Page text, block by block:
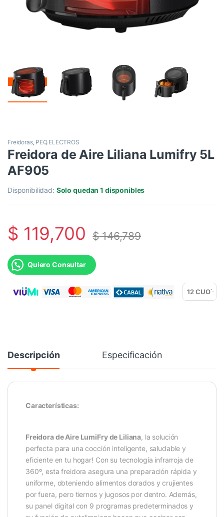
Freidoras, PEQ.ELECTROS
Freidora de Aire Liliana Lumifry 5L
AF905
Disponibilidad: Solo quedan 1 disponibles
$ 119,700 $146,789
Quiero Consultar
Descripción Especificación
Características:
Freidora de Aire LumiFry de Liliana, la solución
perfecta para una cocción inteligente, saludable y
eficiente en tu hogar! Con su tecnología infrarroja de
360º, esta freidora asegura una preparación rápida y
uniforme, obteniendo alimentos dorados y crujientes
por fuera, pero tiernos y jugosos por dentro. Además,
su panel digital con 9 programas predeterminados y